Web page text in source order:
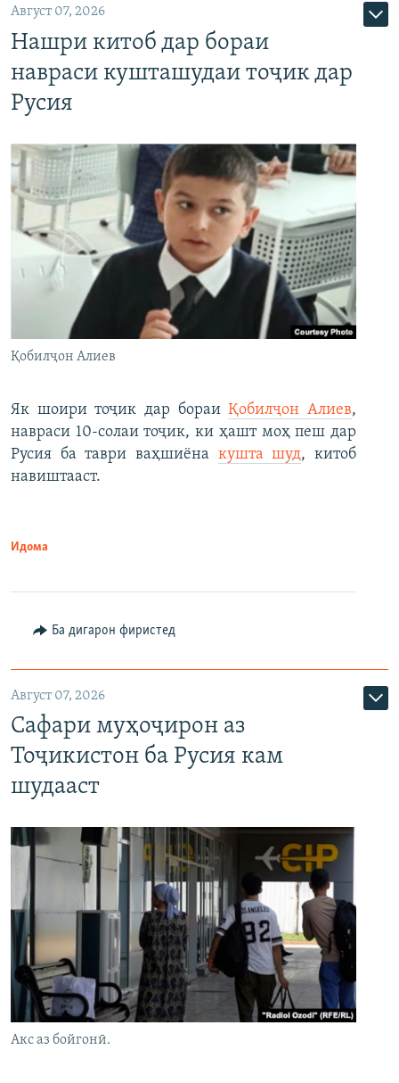
Август 07, 2026
Нашри китоб дар бораи
навраси кушташудаи тоҷик дар
Русия
Қобилҷон Алиев
Як шоири тоҷик дар бораиҚобилҷон Алиев,
навраси 10-солаи тоҷик, ки ҳашт моҳ пеш дар
Русия ба таври ваҳшиёна кушта шуд, китоб
навиштааст.
Идома
Ба дигарон фиристед
Август 07, 2026
Сафари муҳоҷирон аз
Тоҷикистон ба Русия кам
шудааст
Акс аз бойгонӣ.